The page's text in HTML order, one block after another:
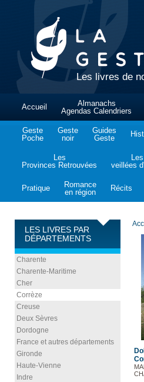
Les livres de
Accueil
Almanachs
Agendas Calendriers
Geste
Poche
Geste
noir
Guides
Geste
Les
Provinces Retrouvées
Les
veillées
Pratique
Romance
en région
Récits
LES LIVRES PAR
DÉPARTEMENTS
Charente
Charente-Maritime
Cher
Corrèze
Creuse
Deux Sèvres
Dordogne
France et autres départements
Gironde
Haute-Vienne
Indre